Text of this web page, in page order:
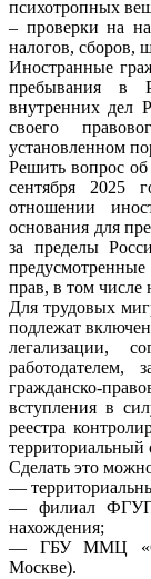
психотропных
– проверки на
налогов, сборов,
Иностранные
пребывания в
внутренних дел
своего
установленном
Решить вопрос
сентября 2025
отношении
основания для
за пределы
прав, в том числе
Для трудовых
подлежат
легализации,
работодателем,
гражданско-
вступления в
реестра
Сделать это
—
— филиал
нахождения;
— ГБУ ММЦ
Москве).